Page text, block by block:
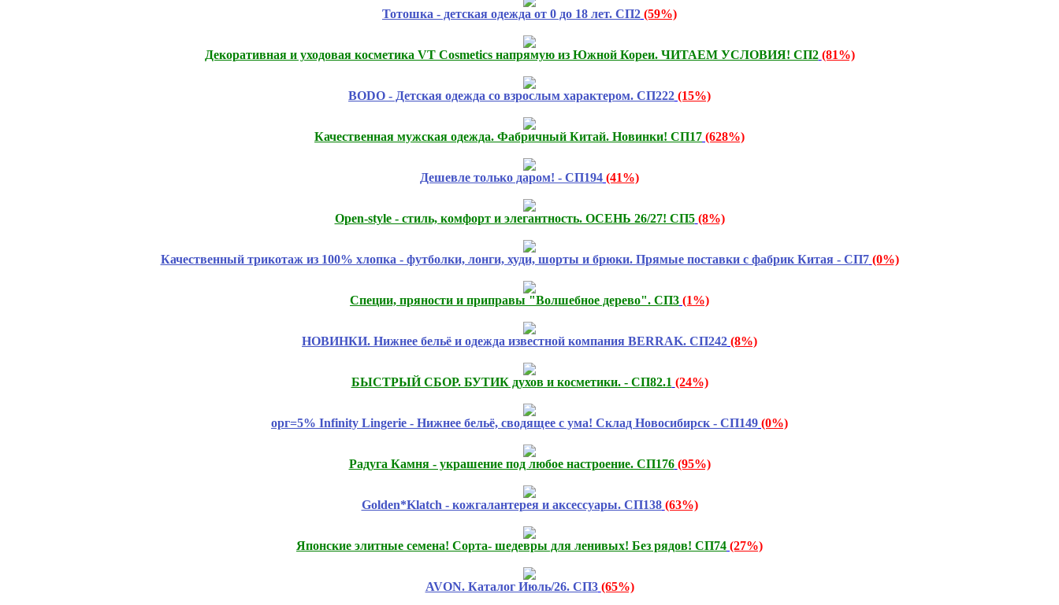
Тотошка - детская одежда от 0 до 18 лет. СП2 (59%)
Декоративная и уходовая косметика VT Cosmetics напрямую из Южной Кореи. ЧИТАЕМ УСЛОВИЯ! СП2 (81%)
BODO - Детская одежда со взрослым характером. СП222 (15%)
Качественная мужская одежда. Фабричный Китай. Новинки! СП17 (628%)
Дешевле только даром! - СП194 (41%)
Open-style - стиль, комфорт и элегантность. ОСЕНЬ 26/27! СП5 (8%)
Качественный трикотаж из 100% хлопка - футболки, лонги, худи, шорты и брюки. Прямые поставки с фабрик Китая - СП7 (0%)
Специи, пряности и приправы "Волшебное дерево". СП3 (1%)
НОВИНКИ. Нижнее бельё и одежда известной компания BERRAK. СП242 (8%)
БЫСТРЫЙ СБОР. БУТИК духов и косметики. - СП82.1 (24%)
орг=5% Infinity Lingerie - Нижнее бельё, сводящее с ума! Склад Новосибирск - СП149 (0%)
Радуга Камня - украшение под любое настроение. СП176 (95%)
Golden*Klatch - кожгалантерея и аксессуары. СП138 (63%)
Японские элитные семена! Сорта- шедевры для ленивых! Без рядов! СП74 (27%)
AVON. Каталог Июль/26. СП3 (65%)